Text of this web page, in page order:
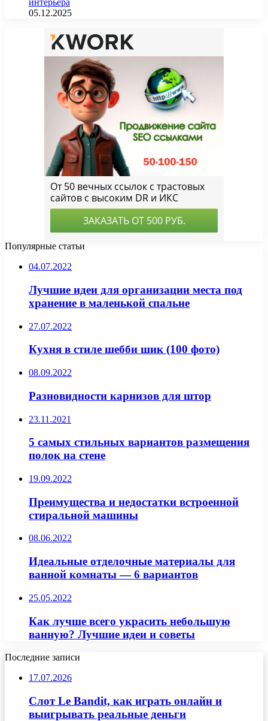
интерьера
05.12.2025
Популярные статьи
04.07.2022
Лучшие идеи для организации места под
хранение в маленькой спальне
27.07.2022
Кухня в стиле шебби шик (100 фото)
08.09.2022
Разновидности карнизов для штор
23.11.2021
5 самых стильных вариантов размещения
полок на стене
19.09.2022
Преимущества и недостатки встроенной
стиральной машины
08.06.2022
Идеальные отделочные материалы для
ванной комнаты — 6 вариантов
25.05.2022
Как лучше всего украсить небольшую
ванную? Лучшие идеи и советы
Последние записи
17.07.2026
Слот Le Bandit, как играть онлайн и
выигрывать реальные деньги